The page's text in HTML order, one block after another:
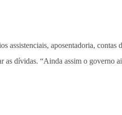
assistenciais, aposentadoria,
dívidas. “Ainda assim o governo